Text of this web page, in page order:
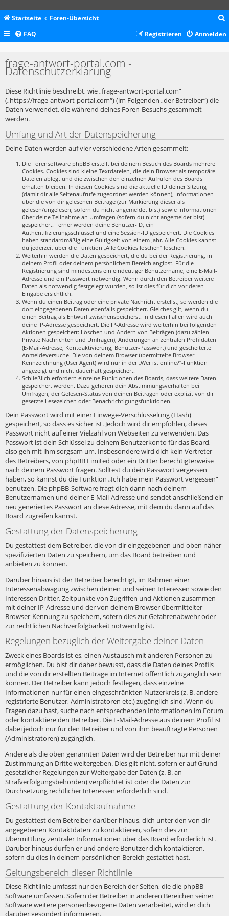
Startseite Foren-Übersicht
c
FAQ Anmelden
Registrieren
frage-antwort-portal.com -
Datenschutzerklärung
Diese Richtlinie beschreibt, wie „frage-antwort-portal.com“
(„https://frage-antwort-portal.com“) (im Folgenden „der Betreiber“) die
Daten verwendet, die während deines Foren-Besuchs gesammelt
werden.
Umfang und Art der Datenspeicherung
Deine Daten werden auf vier verschiedene Arten gesammelt:
Die Forensoftware phpBB erstellt bei deinem Besuch des Boards mehrere
Cookies. Cookies sind kleine Textdateien, die dein Browser als temporäre
Dateien ablegt und die zwischen den einzelnen Aufrufen des Boards
erhalten bleiben. In diesen Cookies sind die aktuelle ID deiner Sitzung
(damit dir alle Seitenaufrufe zugeordnet werden können), Informationen
über die von dir gelesenen Beiträge (zur Markierung dieser als
gelesen/ungelesen; sofern du nicht angemeldet bist) sowie Informationen
über deine Teilnahme an Umfragen (sofern du nicht angemeldet bist)
gespeichert. Ferner werden deine Benutzer-ID, ein
Authentifizierungsschlüssel und eine Session-ID gespeichert. Die Cookies
haben standardmäßig eine Gültigkeit von einem Jahr. Alle Cookies kannst
du jederzeit über die Funktion „Alle Cookies löschen“ löschen.
Weiterhin werden die Daten gespeichert, die du bei der Registrierung, in
deinem Profil oder deinem persönlichem Bereich angibst. Für die
Registrierung sind mindestens ein eindeutiger Benutzername, eine E-Mail-
Adresse und ein Passwort notwendig. Wenn durch den Betreiber weitere
Daten als notwendig festgelegt wurden, so ist dies für dich vor deren
Eingabe ersichtlich.
Wenn du einen Beitrag oder eine private Nachricht erstellst, so werden die
dort eingegebenen Daten ebenfalls gespeichert. Gleiches gilt, wenn du
einen Beitrag als Entwurf zwischenspeicherst. In diesen Fällen wird auch
deine IP-Adresse gespeichert. Die IP-Adresse wird weiterhin bei folgenden
Aktionen gespeichert: Löschen und Ändern von Beiträgen (dazu zählen
Private Nachrichten und Umfragen), Änderungen an zentralen Profildaten
(E-Mail-Adresse, Kontoaktivierung, Benutzer-Passwort) und gescheiterte
Anmeldeversuche. Die von deinem Browser übermittelte Browser-
Kennzeichnung (User Agent) wird nur in der „Wer ist online?“-Funktion
angezeigt und nicht dauerhaft gespeichert.
Schließlich erfordern einzelne Funktionen des Boards, dass weitere Daten
gespeichert werden. Dazu gehören dein Abstimmungsverhalten bei
Umfragen, der Gelesen-Status von deinen Beiträgen oder explizit von dir
gesetzte Lesezeichen oder Benachrichtigungsfunktionen.
Dein Passwort wird mit einer Einwege-Verschlüsselung (Hash)
gespeichert, so dass es sicher ist. Jedoch wird dir empfohlen, dieses
Passwort nicht auf einer Vielzahl von Webseiten zu verwenden. Das
Passwort ist dein Schlüssel zu deinem Benutzerkonto für das Board,
also geh mit ihm sorgsam um. Insbesondere wird dich kein Vertreter
des Betreibers, von phpBB Limited oder ein Dritter berechtigterweise
nach deinem Passwort fragen. Solltest du dein Passwort vergessen
haben, so kannst du die Funktion „Ich habe mein Passwort vergessen“
benutzen. Die phpBB-Software fragt dich dann nach deinem
Benutzernamen und deiner E-Mail-Adresse und sendet anschließend ein
neu generiertes Passwort an diese Adresse, mit dem du dann auf das
Board zugreifen kannst.
Gestattung der Datenspeicherung
Du gestattest dem Betreiber, die von dir eingegebenen und oben näher
spezifizierten Daten zu speichern, um das Board betreiben und
anbieten zu können.
Darüber hinaus ist der Betreiber berechtigt, im Rahmen einer
Interessenabwägung zwischen deinen und seinen Interessen sowie den
Interessen Dritter, Zeitpunkte von Zugriffen und Aktionen zusammen
mit deiner IP-Adresse und der von deinem Browser übermittelter
Browser-Kennung zu speichern, sofern dies zur Gefahrenabwehr oder
zur rechtlichen Nachverfolgbarkeit notwendig ist.
Regelungen bezüglich der Weitergabe deiner Daten
Zweck eines Boards ist es, einen Austausch mit anderen Personen zu
ermöglichen. Du bist dir daher bewusst, dass die Daten deines Profils
und die von dir erstellten Beiträge im Internet öffentlich zugänglich sein
können. Der Betreiber kann jedoch festlegen, dass einzelne
Informationen nur für einen eingeschränkten Nutzerkreis (z. B. andere
registrierte Benutzer, Administratoren etc.) zugänglich sind. Wenn du
Fragen dazu hast, suche nach entsprechenden Informationen im Forum
oder kontaktiere den Betreiber. Die E-Mail-Adresse aus deinem Profil ist
dabei jedoch nur für den Betreiber und von ihm beauftragte Personen
(Administratoren) zugänglich.
Andere als die oben genannten Daten wird der Betreiber nur mit deiner
Zustimmung an Dritte weitergeben. Dies gilt nicht, sofern er auf Grund
gesetzlicher Regelungen zur Weitergabe der Daten (z. B. an
Strafverfolgungsbehörden) verpflichtet ist oder die Daten zur
Durchsetzung rechtlicher Interessen erforderlich sind.
Gestattung der Kontaktaufnahme
Du gestattest dem Betreiber darüber hinaus, dich unter den von dir
angegebenen Kontaktdaten zu kontaktieren, sofern dies zur
Übermittlung zentraler Informationen über das Board erforderlich ist.
Darüber hinaus dürfen er und andere Benutzer dich kontaktieren,
sofern du dies in deinem persönlichen Bereich gestattet hast.
Geltungsbereich dieser Richtlinie
Diese Richtlinie umfasst nur den Bereich der Seiten, die die phpBB-
Software umfassen. Sofern der Betreiber in anderen Bereichen seiner
Software weitere personenbezogene Daten verarbeitet, wird er dich
darüber gesondert informieren.